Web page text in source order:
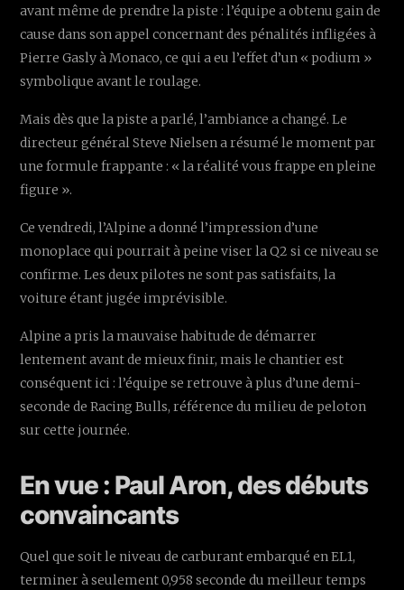
avant même de prendre la piste : l’équipe a obtenu gain de
cause dans son appel concernant des pénalités infligées à
Pierre Gasly à Monaco, ce qui a eu l’effet d’un « podium »
symbolique avant le roulage.
Mais dès que la piste a parlé, l’ambiance a changé. Le
directeur général Steve Nielsen a résumé le moment par
une formule frappante : « la réalité vous frappe en pleine
figure ».
Ce vendredi, l’Alpine a donné l’impression d’une
monoplace qui pourrait à peine viser la Q2 si ce niveau se
confirme. Les deux pilotes ne sont pas satisfaits, la
voiture étant jugée imprévisible.
Alpine a pris la mauvaise habitude de démarrer
lentement avant de mieux finir, mais le chantier est
conséquent ici : l’équipe se retrouve à plus d’une demi-
seconde de Racing Bulls, référence du milieu de peloton
sur cette journée.
En vue : Paul Aron, des débuts
convaincants
Quel que soit le niveau de carburant embarqué en EL1,
terminer à seulement 0,958 seconde du meilleur temps